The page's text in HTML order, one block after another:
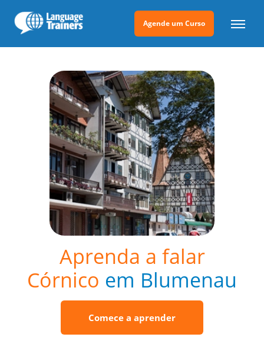
Agende um Curso
Aprenda a falar
Córnico em Blumenau
Comece a aprender